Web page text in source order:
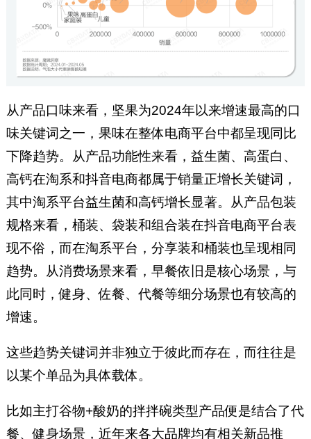
从产品口味来看，坚果为2024年以来增速最高的口
味关键词之一，果味在整体电商平台中都呈现同比
下降趋势。从产品功能性来看，益生菌、高蛋白、
高钙在淘系和抖音电商都属于销量正增长关键词，
其中淘系平台益生菌和高钙增长显著。从产品包装
规格来看，桶装、袋装和组合装在抖音电商平台表
现不俗，而在淘系平台，分享装和桶装也呈现相同
趋势。从消费场景来看，早餐依旧是核心场景，与
此同时，健身、佐餐、代餐等细分场景也有较高的
增速。
这些趋势关键词并非独立于彼此而存在，而往往是
以某个单品为具体载体。
比如主打谷物+酸奶的拌拌碗类型产品便是结合了代
餐、健身场景，近年来各大品牌均有相关新品推